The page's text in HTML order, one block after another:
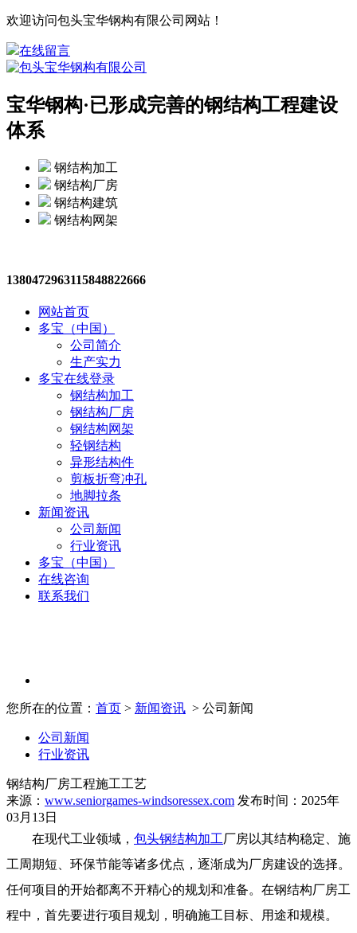
欢迎访问包头宝华钢构有限公司网站！
在线留言
宝华钢构·已形成完善的钢结构工程建设
体系
钢结构加工
钢结构厂房
钢结构建筑
钢结构网架
1380472963115848822666
网站首页
多宝（中国）
公司简介
生产实力
多宝在线登录
钢结构加工
钢结构厂房
钢结构网架
轻钢结构
异形结构件
剪板折弯冲孔
地脚拉条
新闻资讯
公司新闻
行业资讯
多宝（中国）
在线咨询
联系我们
您所在的位置： 首页 > 新闻资讯 > 公司新闻
公司新闻
行业资讯
钢结构厂房工程施工工艺
来源： www.seniorgames-windsoressex.com 发布时间：2025年
03月13日
在现代工业领域， 包头钢结构加工厂房以其结构稳定、施
工周期短、环保节能等诸多优点，逐渐成为厂房建设的选择。
任何项目的开始都离不开精心的规划和准备。在钢结构厂房工
程中，首先要进行项目规划，明确施工目标、用途和规模。